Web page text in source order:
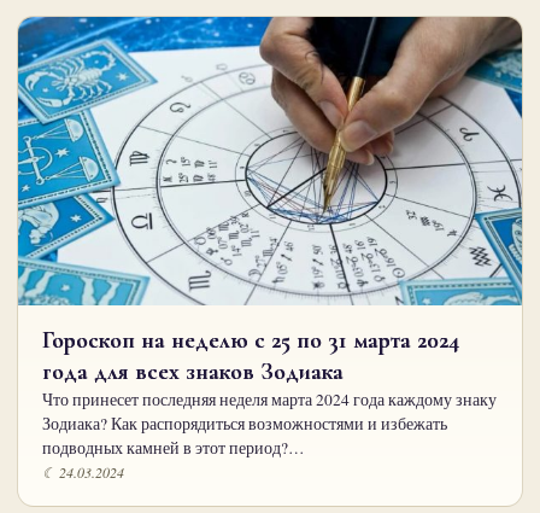
Гороскоп на неделю с 25 по 31 марта 2024
года для всех знаков Зодиака
Что принесет последняя неделя марта 2024 года каждому знаку
Зодиака? Как распорядиться возможностями и избежать
подводных камней в этот период?…
☾ 24.03.2024